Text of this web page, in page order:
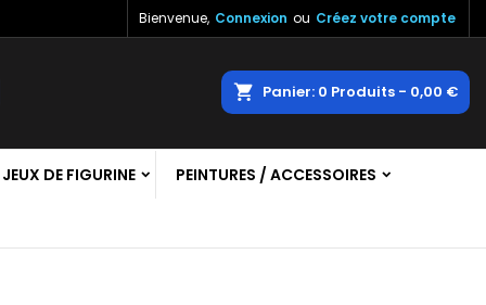
Bienvenue, Connexion ou Créez votre compte
Panier 0 Produits - 0,00 €
JEUX DE FIGURINE PEINTURES / ACCESSOIRES